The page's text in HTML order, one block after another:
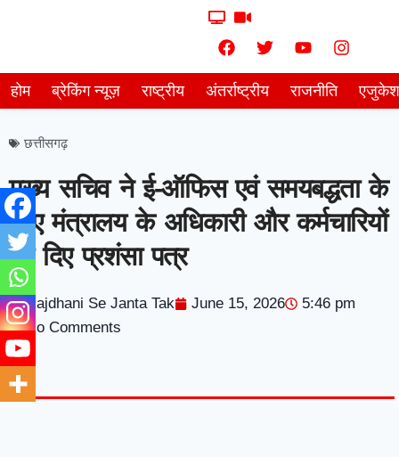
होम ब्रेकिंग न्यूज़ राष्ट्रीय अंतर्राष्ट्रीय राजनीति
छत्तीसगढ़
मुख्य सचिव ने ई-ऑफिस एवं समयबद्धता के
लिए मंत्रालय के अधिकारी और कर्मचारियों
को दिए प्रशंसा पत्र
Rajdhani Se Janta Tak June 15, 2026
5:46 pm
No Comments